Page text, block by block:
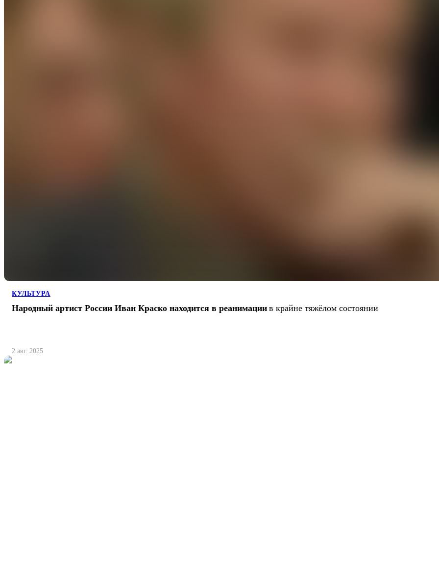
КУЛЬТУРА
Народный артист России Иван Краско находится в реанимации в крайне тяжёлом состоянии
2 авг. 2025